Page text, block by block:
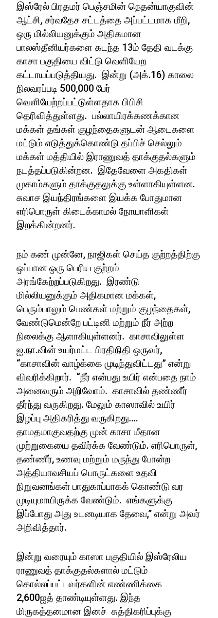
இஸ்ரேல் பிரதமர் பெஞ்சமின் நெதன்யாகுவின்
ஆட்சி, சர்வதேச சட்டத்தை அப்பட்டமாக மீறி,
ஒரு மில்லியனுக்கும் அதிகமான
பாலஸ்தீனியர்களை கடந்த 13ம் தேதி வடக்கு
காசா பகுதியை விட்டு வெளியேற
கட்டாயப்படுத்தியது. இன்று (அக்.16) காலை
நிலவரப்படி 500,000 பேர்
வெளியேற்றப்பட்டுள்ளதாக பிபிசி
தெரிவித்துள்ளது. பல்லாயிரக்கணக்கான
மக்கள் தங்கள் குழந்தைகளுடன் ஆடைகளை
மட்டும் எடுத்துக்கொண்டு தப்பிச் செல்லும்
மக்கள் மத்தியில் இராணுவத் தாக்குதல்களும்
நடத்தப்படுகின்றன. இதேவேளை அகதிகள்
முகாம்களும் தாக்குதலுக்கு உள்ளாகியுள்ளன.
சுவாச இயந்திரங்களை இயக்க போதுமான
எரிபொருள் கிடைக்காமல் நோயாளிகள்
இறக்கின்றனர்.
நம் கண் முன்னே, நாஜிகள் செய்த குற்றத்திற்கு
ஒப்பான ஒரு பெரிய குற்றம்
அரங்கேற்றப்படுகிறது. இரண்டு
மில்லியனுக்கும் அதிகமான மக்கள்,
பெரும்பாலும் பெண்கள் மற்றும் குழந்தைகள்,
வேண்டுமென்றே பட்டினி மற்றும் நீர் அற்ற
நிலைக்கு ஆளாகியுள்ளனர். காசாவிலுள்ள
ஐ.நா.வின் உயர்மட்ட பிரதிநிதி ஒருவர்,
“காசாவின் வாழ்க்கை முடிந்துவிட்டது” என்று
விவரிக்கிறார். “நீர் என்பது உயிர் என்பதை நாம்
அனைவரும் அறிவோம். காசாவில் தண்ணீர்
தீர்ந்து வருகிறது. மேலும் காஸாவில் உயிர்
இழப்பு அதிகரித்து வருகிறது….
தாமதமாகுவதற்கு முன் காசா மீதான
முற்றுகையை தவிர்க்க வேண்டும். எரிபொருள்,
தண்ணீர், உணவு மற்றும் மருந்து போன்ற
அத்தியாவசியப் பொருட்களை உதவி
நிறுவனங்கள் பாதுகாப்பாகக் கொண்டு வர
முடியுமாயிருக்க வேண்டும். எங்களுக்கு
இப்போது அது உடனடியாக தேவை,” என்று அவர்
அறிவித்தார்.
இன்று வரையும் காஸா பகுதியில் இஸ்ரேலிய
ராணுவத் தாக்குதல்களால் மட்டும்
கொல்லப்பட்டவர்களின் எண்ணிக்கை
2,600ஐத் தாண்டியுள்ளது. இந்த
மிருகத்தனமான இனச் சுத்திகரிப்புக்கு